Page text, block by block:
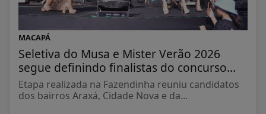
MACAPÁ
Seletiva do Musa e Mister Verão 2026
segue definindo finalistas do concurso...
Etapa realizada na Fazendinha reuniu candidatos
dos bairros Araxá, Cidade Nova e da...